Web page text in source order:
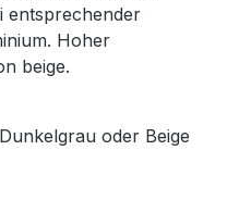
entsprechender
Hoher
beige.